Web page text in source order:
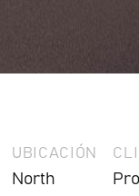
UBICACIÓN
North